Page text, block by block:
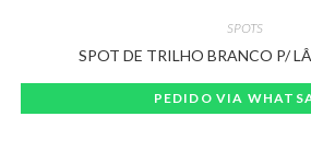
SPOTS
SPOT DE TRILHO BRANCO P/
PEDIDO VIA